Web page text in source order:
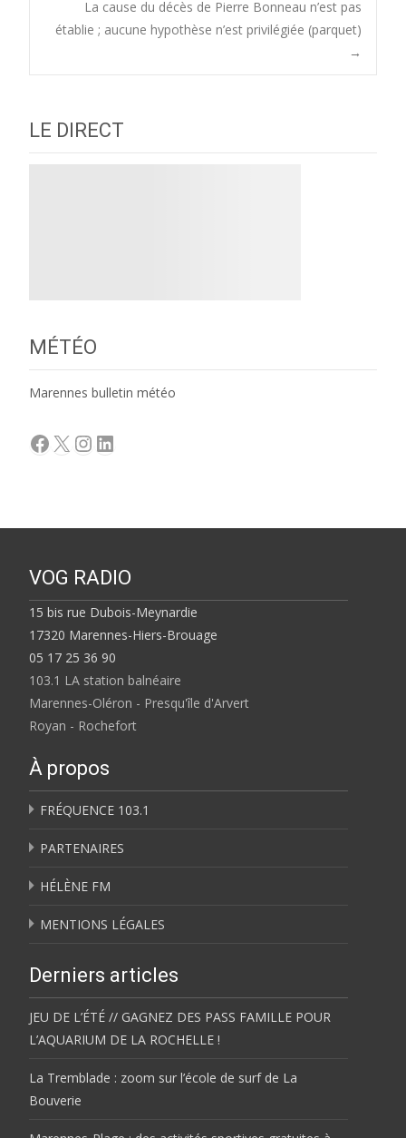
navigation
La cause du décès de Pierre Bonneau n’est pas
établie ; aucune hypothèse n’est privilégiée (parquet)
→
LE DIRECT
MÉTÉO
Marennes bulletin météo
Facebook
X Instagram
LinkedIn
VOG RADIO
15 bis rue Dubois-Meynardie
17320 Marennes-Hiers-Brouage
05 17 25 36 90
103.1 LA station balnéaire
Marennes-Oléron - Presqu'île d'Arvert
Royan - Rochefort
À propos
FRÉQUENCE 103.1
PARTENAIRES
HÉLÈNE FM
MENTIONS LÉGALES
Derniers articles
JEU DE L’ÉTÉ // GAGNEZ DES PASS FAMILLE POUR
L’AQUARIUM DE LA ROCHELLE !
La Tremblade : zoom sur l’école de surf de La
Bouverie